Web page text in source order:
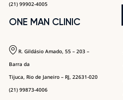
(21) 99902-4005
ONE MAN CLINIC
R. Gildásio Amado, 55 – 203 –
Barra da
Tijuca, Rio de Janeiro – RJ, 22631-020
(21) 99873-4006